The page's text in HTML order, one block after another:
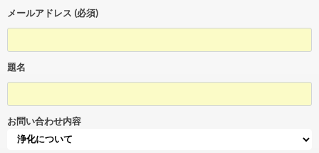
メールアドレス (必須)
題名
お問い合わせ内容